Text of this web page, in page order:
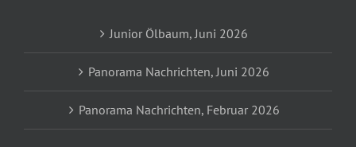
Junior Ölbaum, Juni 2026
Panorama Nachrichten, Juni 2026
Panorama Nachrichten, Februar 2026